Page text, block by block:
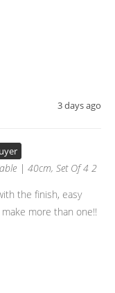
3 days ago
| 40cm, Set Of 4 2
the finish, easy
more than one!!